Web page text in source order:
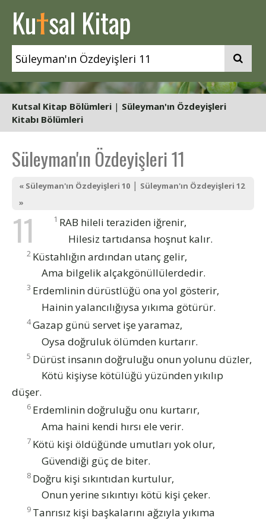
Kutsal Kitap
Kutsal Kitap Bölümleri | Süleyman'ın Özdeyişleri
Kitabı Bölümleri
Süleyman'ın Özdeyişleri 11
« Süleyman'ın Özdeyişleri 10 | Süleyman'ın Özdeyişleri 12
»
11 1 RAB hileli teraziden iğrenir,
Hilesiz tartıdansa hoşnut kalır.
2 Küstahlığın ardından utanç gelir,
Ama bilgelik alçakgönüllülerdedir.
3 Erdemlinin dürüstlüğü ona yol gösterir,
Hainin yalancılığıysa yıkıma götürür.
4Gazap günü servet işe yaramaz,
Oysa doğruluk ölümden kurtarır.
5 Dürüst insanın doğruluğu onun yolunu düzler,
Kötü kişiyse kötülüğü yüzünden yıkılıp
düşer.
6 Erdemlinin doğruluğu onu kurtarır,
Ama haini kendi hırsı ele verir.
7 Kötü kişi öldüğünde umutları yok olur,
Güvendiği güç de biter.
8 Doğru kişi sıkıntıdan kurtulur,
Onun yerine sıkıntıyı kötü kişi çeker.
9 Tanrısız kişi başkalarını ağzıyla yıkıma